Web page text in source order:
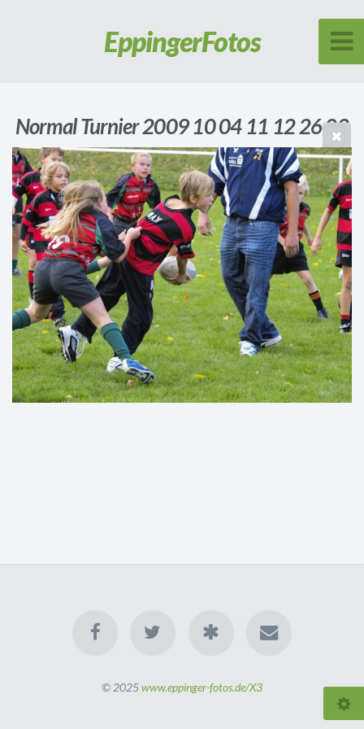
EppingerFotos
Normal Turnier 2009 10 04 11 12 26 02
© 2025www.eppinger-fotos.de/X3